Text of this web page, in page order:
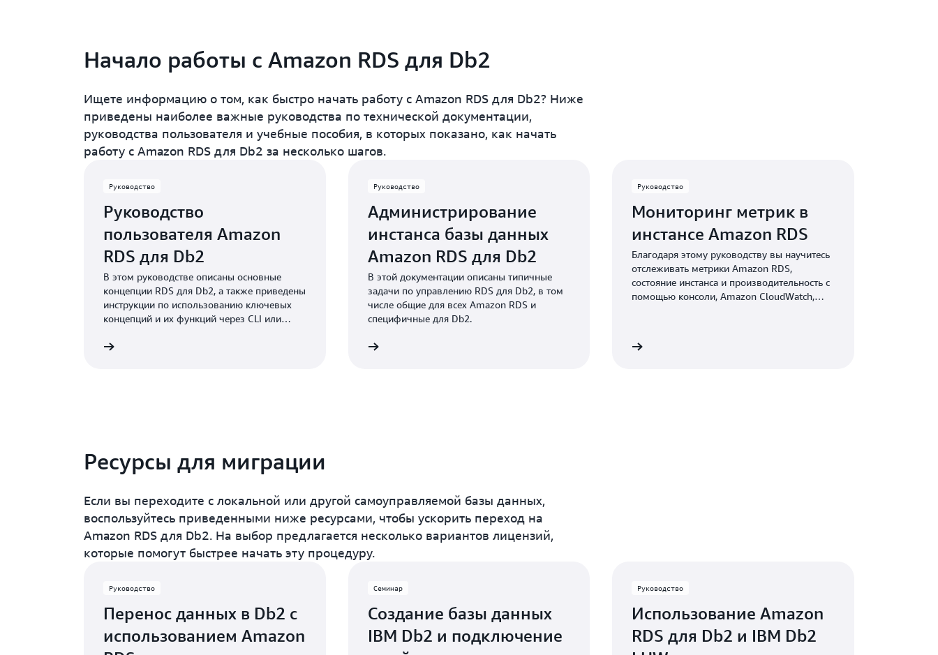
Начало работы с Amazon RDS для Db2
Ищете информацию о том, как быстро начать работу с Amazon RDS для Db2? Ниже
приведены наиболее важные руководства по технической документации,
руководства пользователя и учебные пособия, в которых показано, как начать
работу с Amazon RDS для Db2 за несколько шагов.
Руководство
Руководство
пользователя Amazon
RDS для Db2
В этом руководстве описаны основные
концепции RDS для Db2, а также приведены
инструкции по использованию ключевых
концепций и их функций через CLI или
Руководство
Администрирование
инстанса базы данных
Amazon RDS для Db2
В этой документации описаны типичные
задачи по управлению RDS для Db2, в том
числе общие для всех Amazon RDS и
специфичные для Db2.
Руководство
Мониторинг метрик в
инстансе Amazon RDS
Благодаря этому руководству вы научитесь
отслеживать метрики Amazon RDS,
состояние инстанса и производительность с
помощью консоли, Amazon CloudWatch,
Ресурсы для миграции
Если вы переходите с локальной или другой самоуправляемой базы данных,
воспользуйтесь приведенными ниже ресурсами, чтобы ускорить переход на
Amazon RDS для Db2. На выбор предлагается несколько вариантов лицензий,
которые помогут быстрее начать эту процедуру.
Руководство
Перенос данных в Db2 с
использованием Amazon
Семинар
Создание базы данных
IBM Db2 и подключение
Руководство
Использование Amazon
RDS для Db2 и IBM Db2